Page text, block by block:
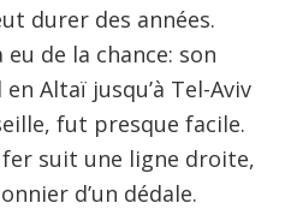
durer des années.
de la chance: son
Altaï jusqu’à Tel-Aviv
fut presque facile.
suit une ligne droite,
d’un dédale.